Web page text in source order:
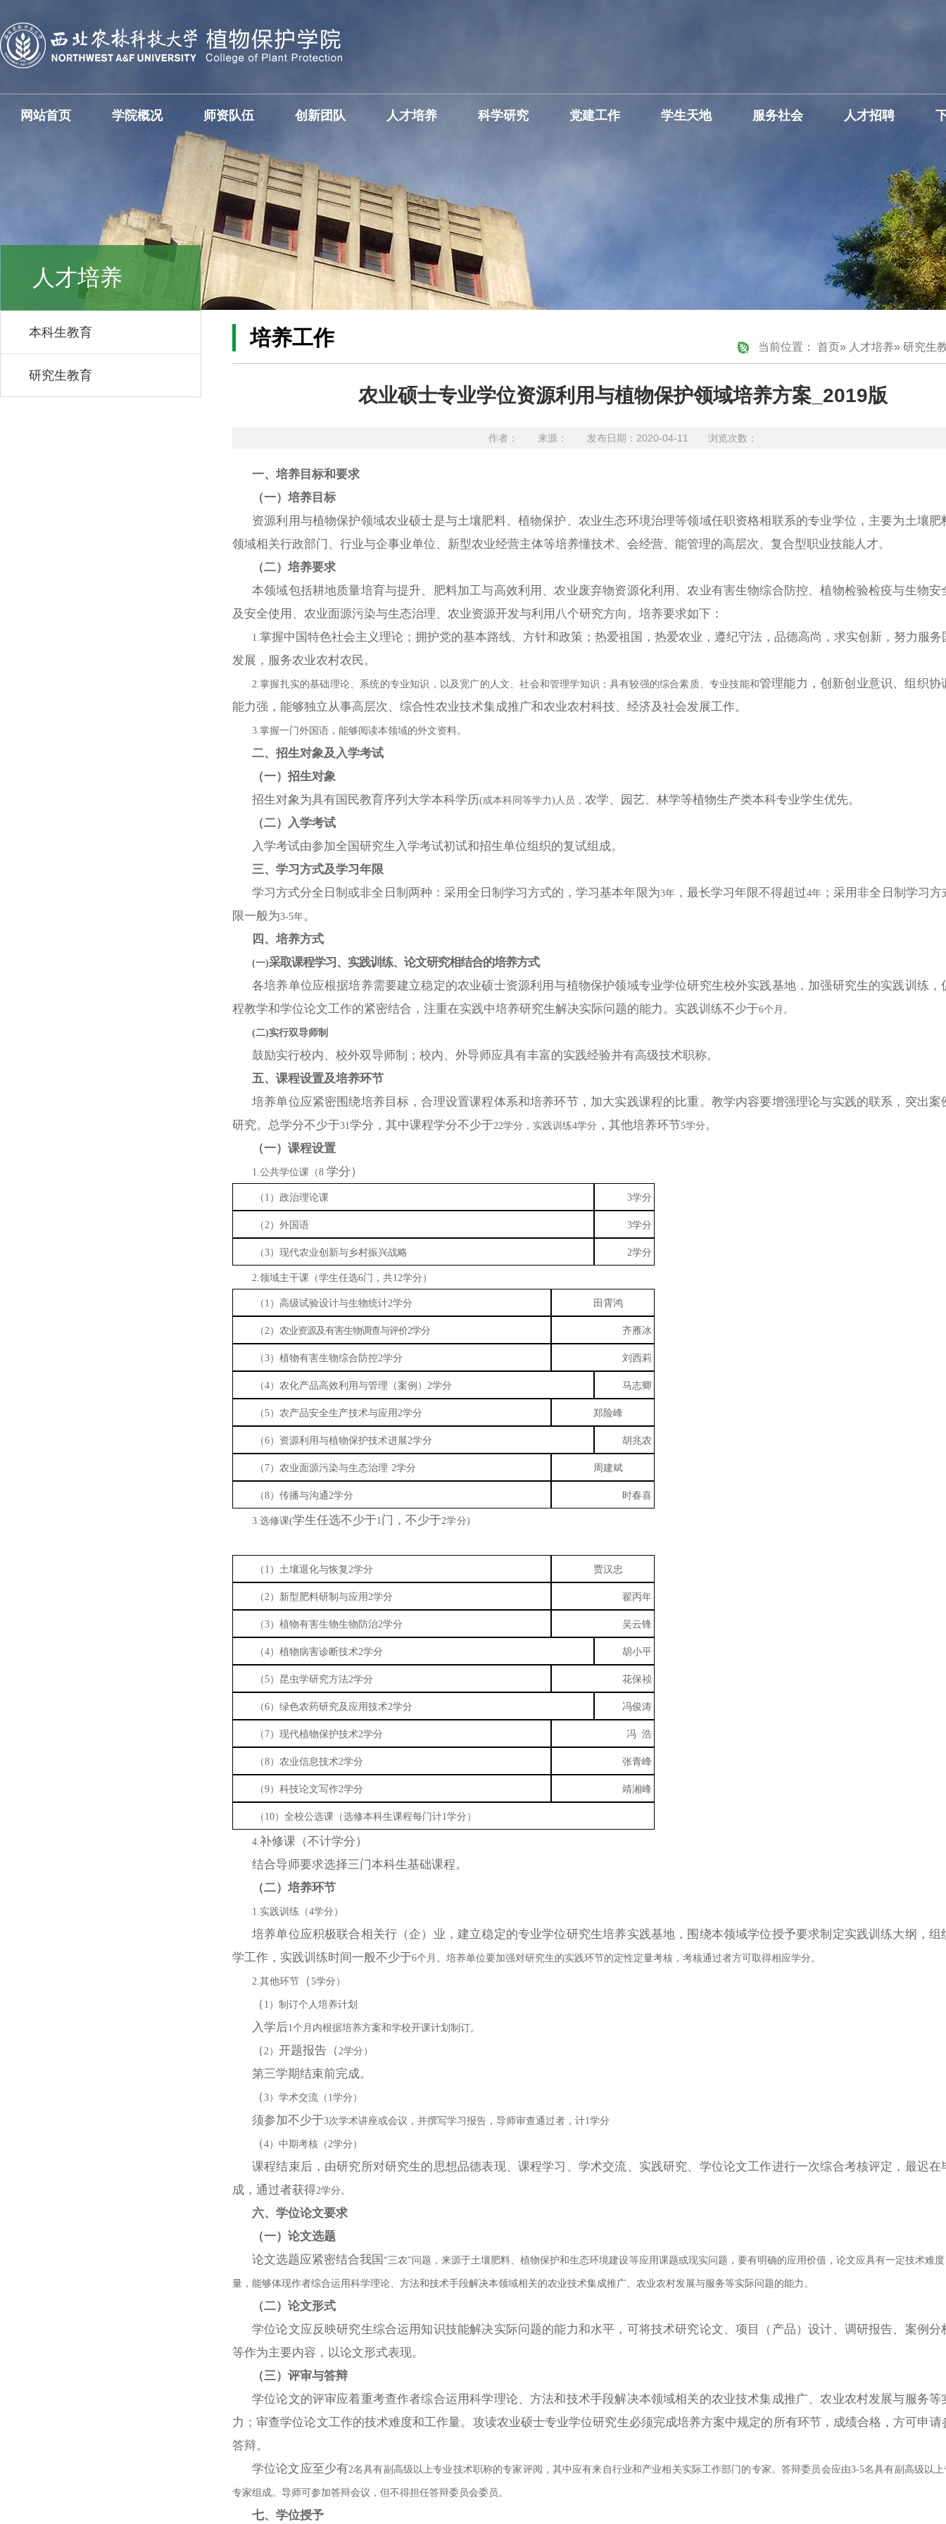
网站首页 学院概况 师资队伍 创新团队 人才培养 科学研究 党建工作 学生天地 服务社会 人才招聘
人才培养
本科生教育
研究生教育
当前位置： 首页» 人才培养» 研究生
培养工作
农业硕士专业学位资源利用与植物保护领域培养方案_2019版
作者： 来源： 发布日期：2020-04-11 浏览次数：
一、培养目标和要求
（一）培养目标
资源利用与植物保护领域农业硕士是与土壤肥料、植物保护、农业生态环境治理等领域任职资格相联系的专业学位，主要为土壤肥
领域相关行政部门 、 行业与企事业单位、 新型农业经营主体等培养懂技术、 会经营、 能管理的高层次、复合型职业技能人才。
（二）培养要求
本领域包括耕地质量培育与提升、肥料加工与高效利用、农业废弃物资源化利用、农业有害生物综合防控、植物检验检疫与生物安
及安全使用、农业面源污染与生态治理、农业资源开发与利用八个研究方向。培养要求如下：
1.掌握中国特色社会主义理论；拥护党的基本路线、方针和政策；热爱祖国，热爱农业，遵纪守法，品德高尚，求实创新，努力服务
发展，服务农业农村农民。
2.掌握扎实的基础理论、系统的专业知识，以及宽广的人文、社会和管理学知识；具有较强的综合素质、专业技能和管理能力，创新创业意识、组织协
能力强，能够独立从事高层次、综合性农业技术集成推广和农业农村科技、经济及社会发展工作。
3.掌握一门外国语，能够阅读本领域的外文资料。
二、招生对象及入学考试
（一）招生对象
招生对象为具有国民教育序列大学本科学历(或本科同等学力)人员， 农学、园艺、林学等植物生产类本科专业学生优先。
（二）入学考试
入学考试由参加全国研究生入学考试初试和招生单位组织的复试组成。
三、学习方式及学习年限
学习方式分全日制或非全日制两种：采用全日制学习方式的，学习基本年限为3年，最长学习年限不得超过4年 ；采用非全日制学习
限一般为3-5年。
四、培养方式
(一)采取课程学习、实践训练、论文研究相结合的培养方式
各培养单位应根据培养需要建立稳定的农业硕士资源利用与植物保护领域专业学位研究生校外实践基地，加强研究生的实践训练，
程教学和学位论文工作的紧密结合，注重在实践中培养研究生解决实际问题的能力。实践训练不少于6个月。
(二)实行双导师制
鼓励实行校内、校外双导师制；校内、外导师应具有丰富的实践经验并有高级技术职称。
五、课程设置及培养环节
培养单位应紧密围绕培养目标，合理设置课程体系和培养环节，加大实践课程的比重。教学内容要增强理论与实践的联系，突出案
研究。总学分不少于31学分，其中课程学分不少于22学分，实践训练4学分 ，其他培养环节5学分。
（一）课程设置
1.公共学位课（8 学分）
（1）政治理论课 3学分
（2）外国语 3学分
（3）现代农业创新与乡村振兴战略 2学分
2.领域主干课（学生任选6门，共12学分）
（ 1 ） 高级试验设计与生物统计2学分 田霄鸿
（2） 农业资源及有害生物调查与评价2学分 齐雁冰
（3）植物有害生物综合防控2学分 刘西莉
（4）农化产品高效利用与管理（案例）2学分 马志卿
（5）农产品安全生产技术与应用2学分 郑险峰
（6）资源利用与植物保护技术进展2学分 胡兆农
（7）农业面源污染与生态治理 2学分 周建斌
（8）传播与沟通2学分 时春喜
3.选修课(学生任选不少于1门，不少于2学分
（ 1 ）土壤退化与恢复2学分 贾汉忠
（2）新型肥料研制与应用2学分 翟丙年
（3）植物有害生物生物 防治2学分 吴云锋
（4）植物病害诊断技术2学分 胡小平
（5）昆虫学研究方法2学分 花保祯
（6）绿色农药研究及应用技术2学分 冯俊涛
（ 7）现代植物保护技术2学分 冯 浩
（8）农业信息技术2学分 张青峰
（9）科技论文写作2学分 靖湘峰
（ 10） 全校公选课（选修本科生课程每门计1学分 ）
4.补修课 （不计学分 ）
结合导师要求选择三门本科生基础课程。
（二）培养环节
1.实践训练（4学分）
培养单位应积极联合相关行（企）业，建立稳定的专业学位研究生培养实践基地，围绕本领域学位授予要求制定实践训练大纲，组
学工作，实践训练时间一般不少于6个月。培养单位要加强对研究生的实践环节的定性定量考核，考核通过者方可取得相应学分。
2.其他环节 （5学分）
（ 1）制订个人培养计划
入学后1个月内根据培养方案和学校开课计划制订。
（2） 开题报告 （2学分）
第三学期结束前完成。
（3）学术交流（1学分）
须参加不少于3次学术讲座或会议，并撰写学习报告，导师审查通过者，计1学分
（4）中期考核（2学分）
课程结束后，由研究所对研究生的思想品德表现、课程学习、学术交流、实践研究、学位论文工作进行一次综合考核评定，最迟在
成，通过者获得2学分。
六、学位论文要求
（一）论文选题
论文选题应紧密结合我国“三农”问题，来源于土壤肥料、植物保护和生态环境建设等应用课题或现实问题，要有明确的应用价值，论文应具有一定技术难
量，能够体现作者综合运用科学理论、方法和技术手段解决本领域相关的农业技术集成推广、农业农村发展与服务等实际问题的能力。
（二）论文形式
学位论文应反映研究生综合运用知识技能解决实际问题的能力和水平，可将技术研究论文、项目（产品）设计、调研报告、案例分
等作为主要内容，以论文形式表现。
（三）评审与答辩
学位论文的评审应着重考查作者综合运用科学理论、方法和技术手段解决本领域相关的农业技术集成推广、农业农村发展与服务等
力；审查学位论文工作的技术难度和工作量。攻读农业硕士专业学位研究生必须完成培养方案中规定的所有环节，成绩合格，方可申请
答辩。
学位论文应至少有2名具有副高级以上专业技术职称的专家评阅，其中应有来自行业和产业相关实际工作部门的专家。答辩委员会应由3-5名具有副高级以
专家组成。导师可参加答辩会议，但不得担任答辩委员会委员。
七、学位授予